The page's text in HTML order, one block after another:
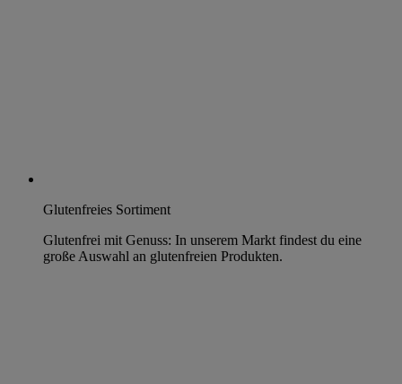
Glutenfreies Sortiment
Glutenfrei mit Genuss: In unserem Markt findest du eine
große Auswahl an glutenfreien Produkten.